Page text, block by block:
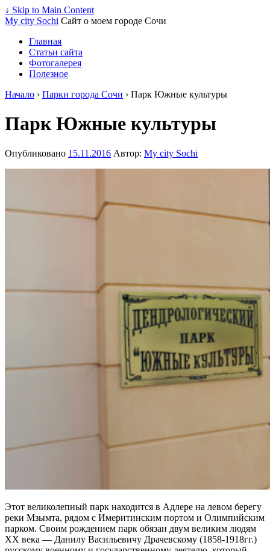
↓ Skip to Main Content
My city Sochi Сайт о моем городе Сочи
Главная
Статьи сайта
Фотогалерея
Полезное
Начало › Парки города Сочи › Парк Южные культуры
Парк Южные культуры
Опубликовано 15.11.2016 Автор: My city Sochi
Этот великолепный парк находится в Адлере на левом берегу
реки Мзымта, рядом с Имеритинским портом и Олимпийским
парком. Своим рождением парк обязан двум великим людям
XX века — Данилу Васильевичу Драчевскому (1858-1918гг.)